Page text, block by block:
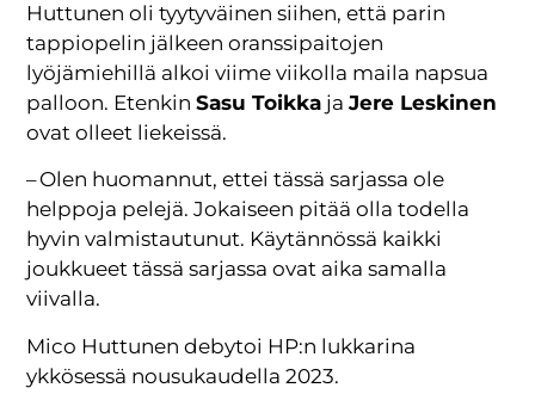
Huttunen oli tyytyväinen siihen, että parin
tappiopelin jälkeen oranssipaitojen
lyöjämiehillä alkoi viime viikolla maila napsua
palloon. EtenkinSasu Toikka jaJere Leskinen
ovat olleet liekeissä.
– Olen huomannut, ettei tässä sarjassa ole
helppoja pelejä. Jokaiseen pitää olla todella
hyvin valmistautunut. Käytännössä kaikki
joukkueet tässä sarjassa ovat aika samalla
viivalla.
Mico Huttunen debytoi HP:n lukkarina
ykkösessä nousukaudella 2023.